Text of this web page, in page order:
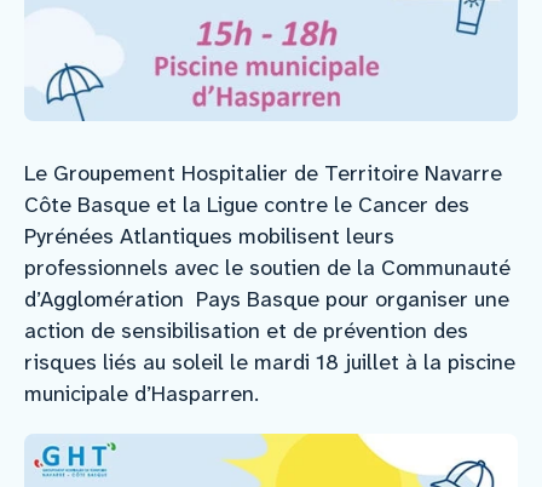
Espace agent
Faire un don
Contact
Le Groupement Hospitalier de Territoire Navarre
Côte Basque et la Ligue contre le Cancer des
Pyrénées Atlantiques mobilisent leurs
professionnels avec le soutien de la Communauté
d’Agglomération Pays Basque pour organiser une
action de sensibilisation et de prévention des
risques liés au soleil le mardi 18 juillet à la piscine
municipale d’Hasparren.